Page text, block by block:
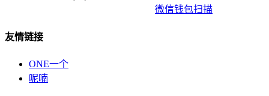
微信钱包扫描
友情链接
ONE一个
呢喃